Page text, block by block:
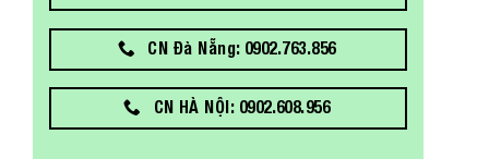
CN Đà Nẵng: 0902.763.856
CN HÀ NỘI: 0902.608.956